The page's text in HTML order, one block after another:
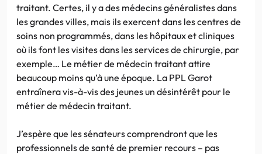
traitant. Certes, il y a des médecins généralistes dans
les grandes villes, mais ils exercent dans les centres de
soins non programmés, dans les hôpitaux et cliniques
où ils font les visites dans les services de chirurgie, par
exemple… Le métier de médecin traitant attire
beaucoup moins qu’à une époque. La PPL Garot
entraînera vis-à-vis des jeunes un désintérêt pour le
métier de médecin traitant.
J’espère que les sénateurs comprendront que les
professionnels de santé de premier recours – pas